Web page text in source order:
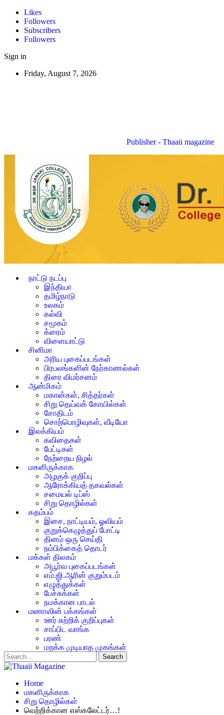
Likes
Followers
Subscribers
Followers
Sign in
Friday, August 7, 2026
Publisher - Thaaii magazine
நாட்டு நடப்பு
இந்தியா
தமிழ்நாடு
உலகம்
கல்வி
சமூகம்
க்ரைம்
விளையாட்டு
சினிமா
அரிய புகைப்படங்கள்
பிரபலங்களின் நேர்காணல்கள்
திரை விமர்சனம்
ஆன்மிகம்
மகான்கள், சித்தர்கள்
சிறு தெய்வக் கோயில்கள்
சோதிடம்
சொற்பொழிவுகள், வீடியோ
இலக்கியம்
கவிதைகள்
பேட்டிகள்
நேற்றைய நிழல்
மகளிருக்காக
அழகுக் குறிப்பு
ஆரோக்கியத் தகவல்கள்
சமையல் டிப்ஸ்
சிறு தொழில்கள்
கதம்பம்
இசை, நாட்டியம், ஓவியம்
குறுக்கெழுத்துப் போட்டி
தினம் ஒரு செய்தி
நம்பிக்கைத் தொடர்
மக்கள் திலகம்
அபூர்வ புகைப்படங்கள்
எம்.ஜி.ஆரின் குறும்படம்
எழுத்துக்கள்
பேச்சுக்கள்
நமக்கான பாடல்
மணாவின் பக்கங்கள்
ஊர் சுற்றிக் குறிப்புகள்
சாப்பிட வாங்க
பரண்
மறக்க முடியாத முகங்கள்
Home
மகளிருக்காக
சிறு தொழில்கள்
வெற்றிக்கான எஸ்கலேட்டர்…!